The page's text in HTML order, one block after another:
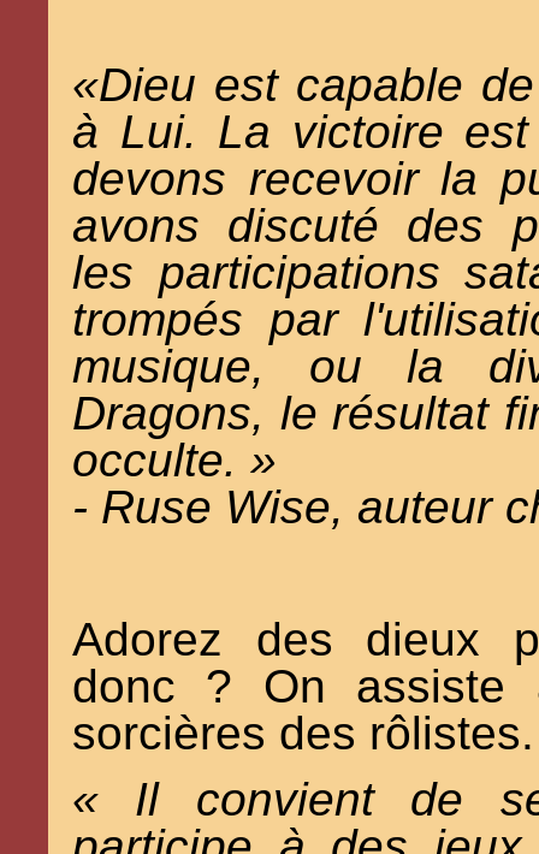
«Dieu est capable
à Lui. La victoire
devons recevoir la
avons discuté des
les participations
trompés par
musique, ou la
Dragons, le résultat
occulte. »
- Ruse Wise, auteur
Adorez des dieux
donc ? On assiste
sorcières des rôlistes.
« Il convient de